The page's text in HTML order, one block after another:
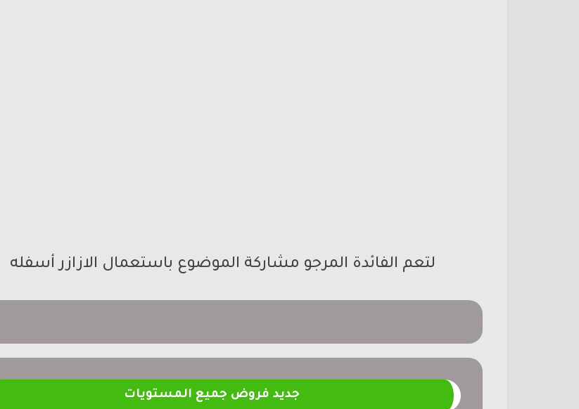
لتعم الفائدة المرجو مشاركة الموضوع باستعمال الازازر أسفله
جديد فروض جميع المستويات